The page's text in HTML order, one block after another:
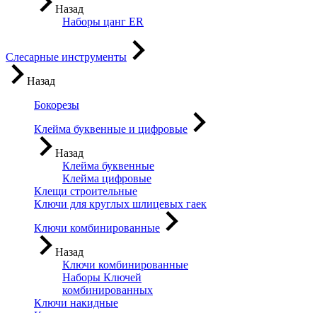
Назад
Наборы цанг ER
Слесарные инструменты
Назад
Бокорезы
Клейма буквенные и цифровые
Назад
Клейма буквенные
Клейма цифровые
Клещи строительные
Ключи для круглых шлицевых гаек
Ключи комбинированные
Назад
Ключи комбинированные
Наборы Ключей
комбинированных
Ключи накидные